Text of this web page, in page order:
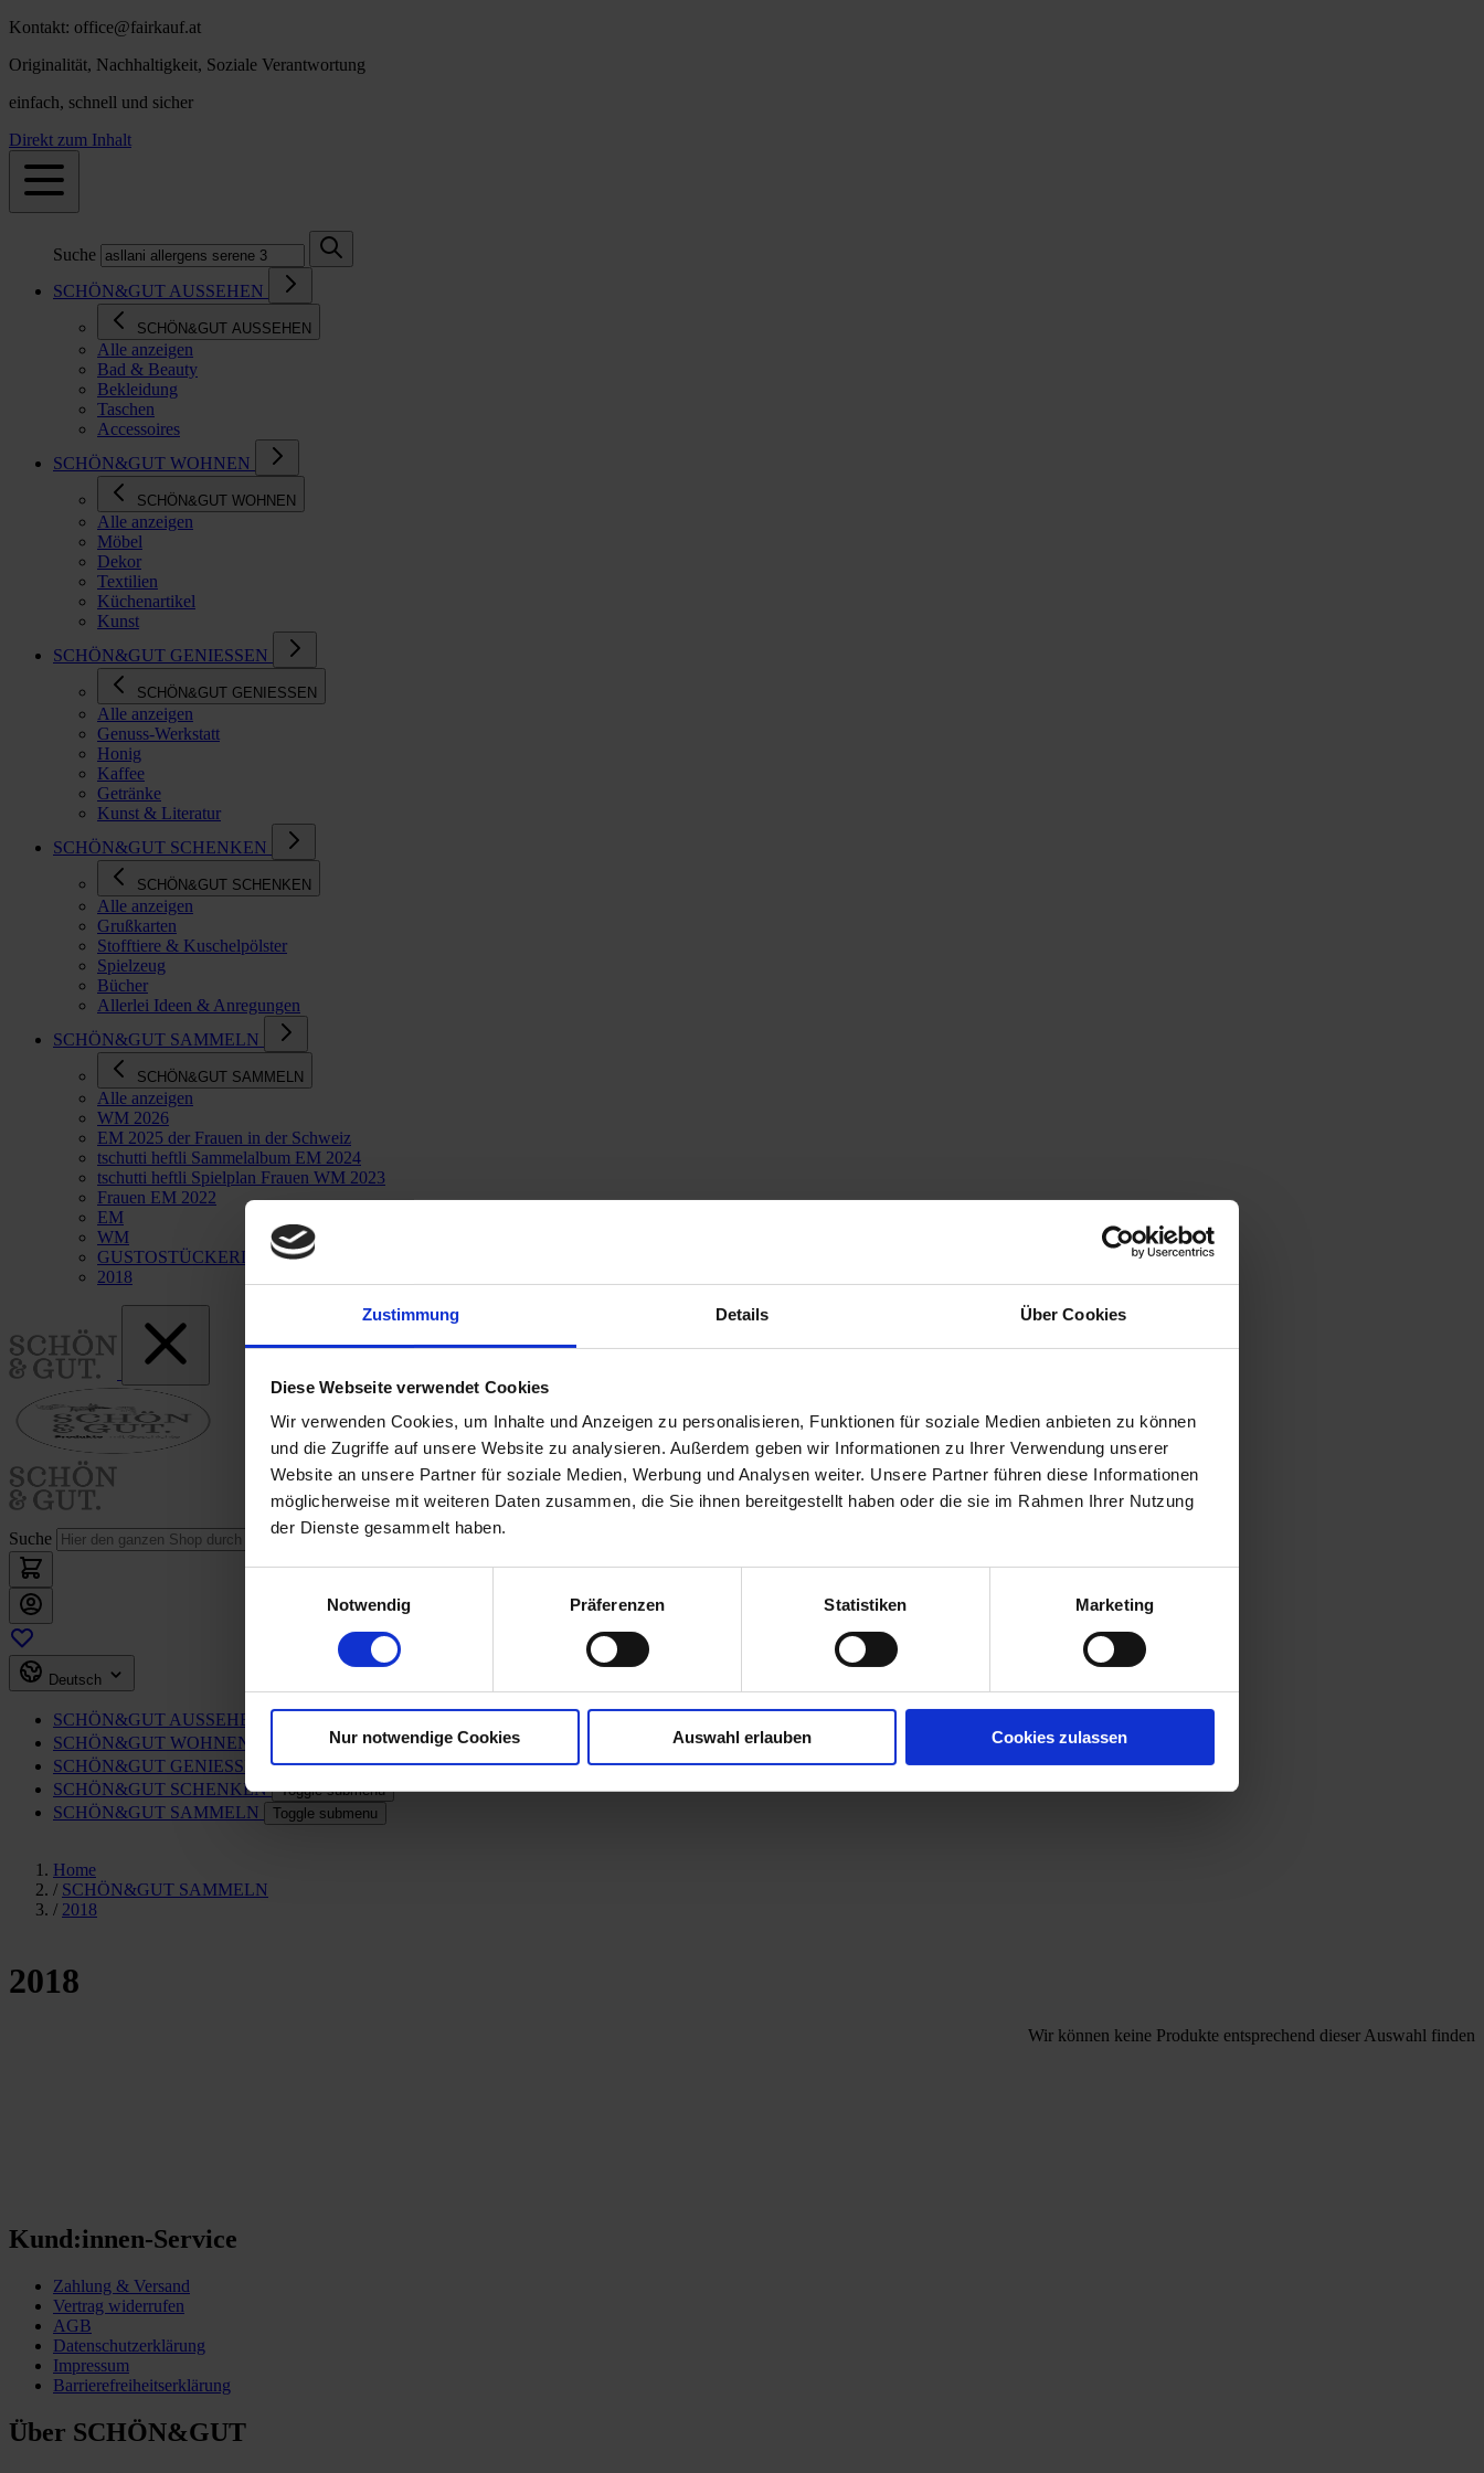
Zustimmung Details Über Cookies
Diese Webseite verwendet Cookies
Wir verwenden Cookies, um Inhalte und Anzeigen zu personalisieren, Funktionen für soziale Medien anbieten zu können
und die Zugriffe auf unsere Website zu analysieren. Außerdem geben wir Informationen zu Ihrer Verwendung unserer
Website an unsere Partner für soziale Medien, Werbung und Analysen weiter. Unsere Partner führen diese Informationen
möglicherweise mit weiteren Daten zusammen, die Sie ihnen bereitgestellt haben oder die sie im Rahmen Ihrer Nutzung
der Dienste gesammelt haben.
Notwendig
Präferenzen Statistiken Marketing
Nur notwendige Cookies Auswahl erlauben Cookies zulassen
Kontakt: office@fairkauf.at
Originalität, Nachhaltigkeit, Soziale Verantwortung
einfach, schnell und sicher
Direkt zum Inhalt
Suche
SCHÖN&GUT AUSSEHEN
SCHÖN&GUT AUSSEHEN
Alle anzeigen
Bad & Beauty
Bekleidung
Taschen
Accessoires
SCHÖN&GUT WOHNEN
SCHÖN&GUT WOHNEN
Alle anzeigen
Möbel
Dekor
Textilien
Küchenartikel
Kunst
SCHÖN&GUT GENIESSEN
SCHÖN&GUT GENIESSEN
Alle anzeigen
Genuss-Werkstatt
Honig
Kaffee
Getränke
Kunst & Literatur
SCHÖN&GUT SCHENKEN
SCHÖN&GUT SCHENKEN
Alle anzeigen
Grußkarten
Stofftiere & Kuschelpölster
Spielzeug
Bücher
Allerlei Ideen & Anregungen
SCHÖN&GUT SAMMELN
SCHÖN&GUT SAMMELN
Alle anzeigen
WM 2026
EM 2025 der Frauen in der Schweiz
tschutti heftli Sammelalbum EM 2024
tschutti heftli Spielplan Frauen WM 2023
Frauen EM 2022
EM
WM
GUSTOSTÜCKERL
2018
Suche
Deutsch
SCHÖN&GUT AUSSEHEN
SCHÖN&GUT WOHNEN Toggle submenu
SCHÖN&GUT GENIESSEN Toggle submenu
SCHÖN&GUT SCHENKEN Toggle submenu
SCHÖN&GUT SAMMELN Toggle submenu
Home
/ SCHÖN&GUT SAMMELN
/ 2018
2018
Wir können keine Produkte entsprechend dieser Auswahl finden
Kund:innen-Service
Zahlung & Versand
Vertrag widerrufen
AGB
Datenschutzerklärung
Impressum
Barrierefreiheitserklärung
Über SCHÖN&GUT